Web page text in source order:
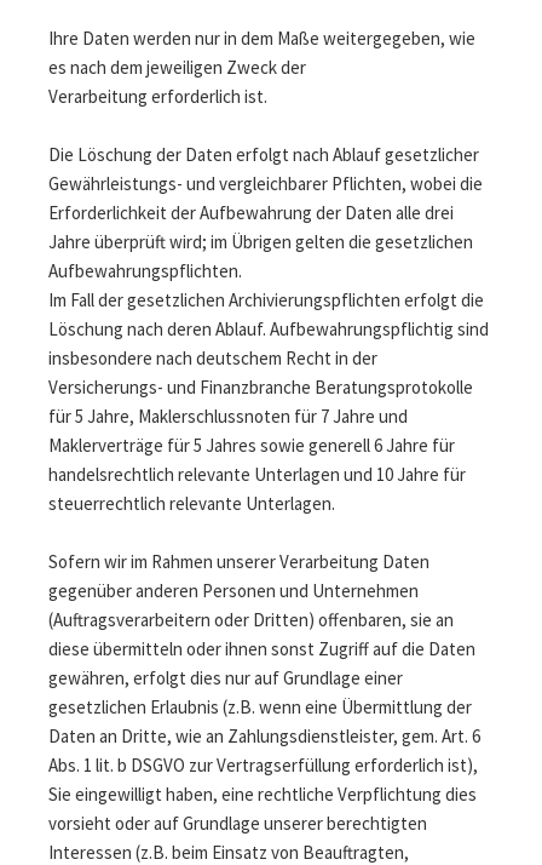
Ihre Daten werden nur in dem Maße weitergegeben, wie
es nach dem jeweiligen Zweck der
Verarbeitung erforderlich ist.
Die Löschung der Daten erfolgt nach Ablauf gesetzlicher
Gewährleistungs- und vergleichbarer Pflichten, wobei die
Erforderlichkeit der Aufbewahrung der Daten alle drei
Jahre überprüft wird; im Übrigen gelten die gesetzlichen
Aufbewahrungspflichten.
Im Fall der gesetzlichen Archivierungspflichten erfolgt die
Löschung nach deren Ablauf. Aufbewahrungspflichtig sind
insbesondere nach deutschem Recht in der
Versicherungs- und Finanzbranche Beratungsprotokolle
für 5 Jahre, Maklerschlussnoten für 7 Jahre und
Maklerverträge für 5 Jahres sowie generell 6 Jahre für
handelsrechtlich relevante Unterlagen und 10 Jahre für
steuerrechtlich relevante Unterlagen.
Sofern wir im Rahmen unserer Verarbeitung Daten
gegenüber anderen Personen und Unternehmen
(Auftragsverarbeitern oder Dritten) offenbaren, sie an
diese übermitteln oder ihnen sonst Zugriff auf die Daten
gewähren, erfolgt dies nur auf Grundlage einer
gesetzlichen Erlaubnis (z.B. wenn eine Übermittlung der
Daten an Dritte, wie an Zahlungsdienstleister, gem. Art. 6
Abs. 1 lit. b DSGVO zur Vertragserfüllung erforderlich ist),
Sie eingewilligt haben, eine rechtliche Verpflichtung dies
vorsieht oder auf Grundlage unserer berechtigten
Interessen (z.B. beim Einsatz von Beauftragten,